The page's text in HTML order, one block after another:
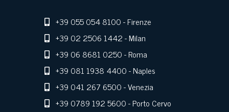
+39 055 054 8100- Firenze
+39 02 2506 1442- Milan
+39 06 8681 0250- Roma
+39 081 1938 4400- Naples
+39 041 267 6500- Venezia
+39 0789 192 5600- Porto Cervo